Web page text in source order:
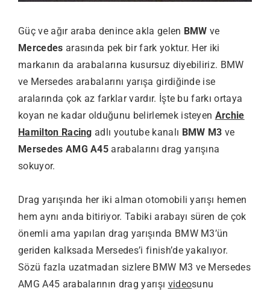
Güç ve ağır araba denince akla gelen BMW ve
Mercedes arasında pek bir fark yoktur. Her iki
markanın da arabalarına kusursuz diyebiliriz. BMW
ve Mersedes arabalarını yarışa girdiğinde ise
aralarında çok az farklar vardır. İşte bu farkı ortaya
koyan ne kadar olduğunu belirlemek isteyen Archie
Hamilton Racing adlı youtube kanalı BMW M3 ve
Mersedes AMG A45 arabalarını drag yarışına
sokuyor.
Drag yarışında her iki alman otomobili yarışı hemen
hem aynı anda bitiriyor. Tabiki arabayı süren de çok
önemli ama yapılan drag yarışında BMW M3’ün
geriden kalksada Mersedes’i finish’de yakalıyor.
Sözü fazla uzatmadan sizlere BMW M3 ve Mersedes
AMG A45 arabalarının drag yarışı videosunu